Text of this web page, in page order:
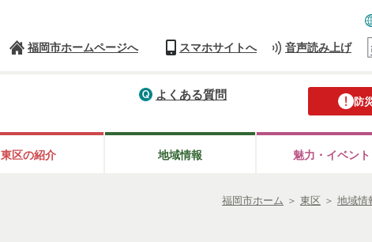
福岡市ホームページへ スマホサイトへ 音声読み上げ
防
よくある質問
東区の紹介 地域情報 魅力・イベント
福岡市ホーム ＞ 東区 ＞ 地域情